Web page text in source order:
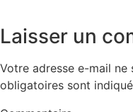
Laisser un
Votre adresse e-mail ne
obligatoires sont